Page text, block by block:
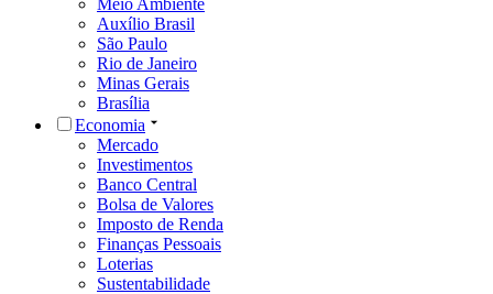
Auxílio Brasil
São Paulo
Rio de Janeiro
Minas Gerais
Brasília
Economia
Mercado
Investimentos
Banco Central
Bolsa de Valores
Imposto de Renda
Finanças Pessoais
Loterias
Sustentabilidade